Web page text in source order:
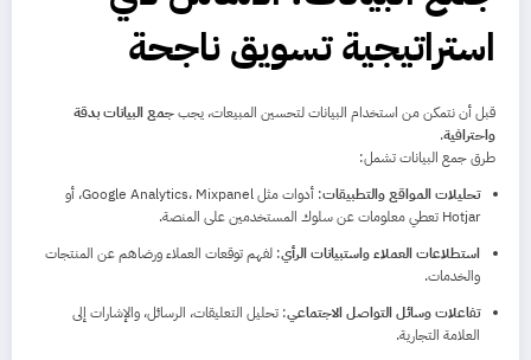
استراتيجية تسويق ناجحة
قبل أن نتمكن من استخدام البيانات لتحسين المبيعات، يجبجمع البيانات بدقة
واحترافية.
طرق جمع البيانات تشمل:
تحليلات المواقع والتطبيقات
: أدوات مثل Google Analytics، Mixpanel، أو
Hotjar تعطي معلومات عن سلوك المستخدمين على المنصة.
استطلاعات العملاء واستبيانات الرأي: لفهم توقعات العملاء ورضاهم عن المنتجات
والخدمات.
تفاعلات وسائل التواصل الاجتماعي: تحليل التعليقات، الرسائل، والإشارات إلى
العلامة التجارية.